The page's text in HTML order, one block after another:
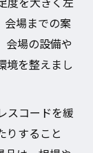
会場までの案
会場の設備や
境を整えまし
スコードを緩
りすること